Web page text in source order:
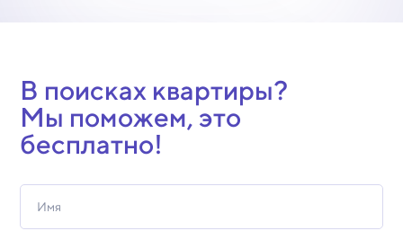
В поисках квартиры?
Мы поможем, это
бесплатно!